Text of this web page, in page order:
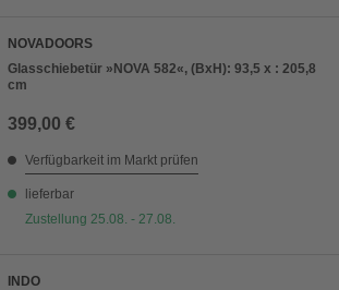
NOVADOORS
Glasschiebetür »NOVA 582«, (BxH): 93,5 x : 205,8
cm
399,00 €
Verfügbarkeit im Markt prüfen
lieferbar
Zustellung 25.08. - 27.08.
INDO